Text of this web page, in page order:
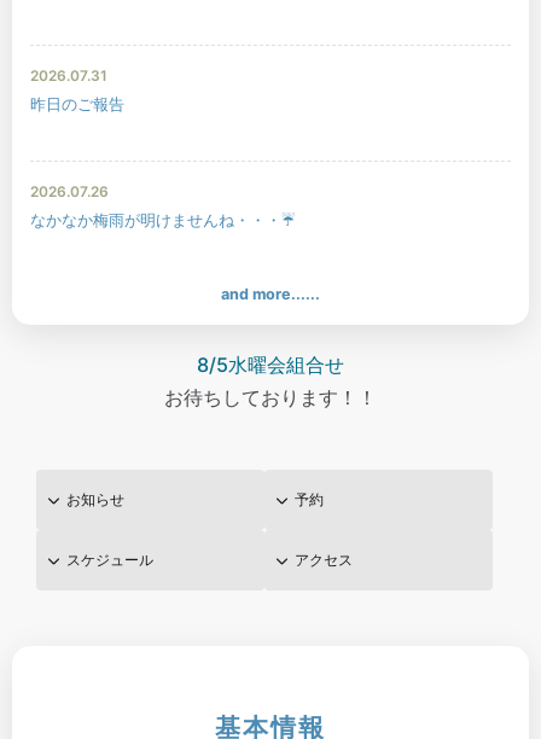
2026.07.31
昨日のご報告
2026.07.26
なかなか梅雨が明けませんね・・・☔
and more......
8/5水曜会組合せ
お待ちしております！！
お知らせ 予約
スケジュール アクセス
基本情報